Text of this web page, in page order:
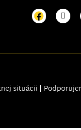
situácii |